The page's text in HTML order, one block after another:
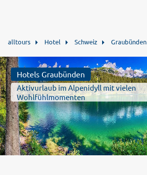
alltours Hotel Schweiz Graubünden
Hotels Graubünden
Aktivurlaub im Alpenidyll mit vielen
Wohlfühlmomenten